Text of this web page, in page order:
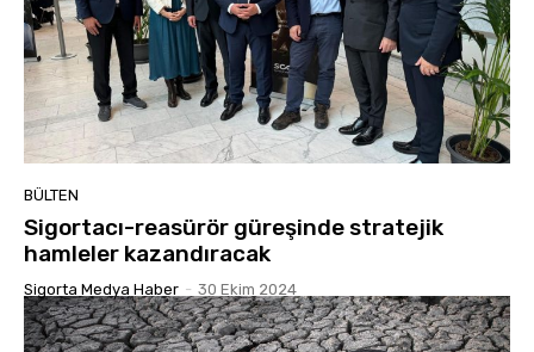
BÜLTEN
Sigortacı-reasürör güreşinde stratejik
hamleler kazandıracak
Sigorta Medya Haber - 30 Ekim 2024